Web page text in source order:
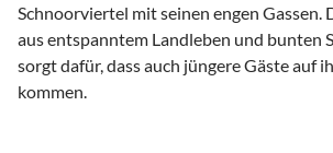
Schnoorviertel mit seinen engen Gassen.
aus entspanntem Landleben und bunten
sorgt dafür, dass auch jüngere Gäste auf
kommen.